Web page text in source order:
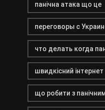
панічна атака що це
переговоры с
что делать когда
швидкісний інтернет
що робити з